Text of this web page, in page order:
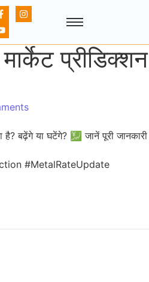
प्रीडिक्शन
बढ़ेंगे या घटेंगे? 💹 जानें पूरी जानकारी
#MetalRateUpdate